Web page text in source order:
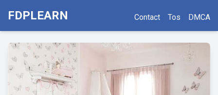
FDPLEARN Contact Tos DMCA